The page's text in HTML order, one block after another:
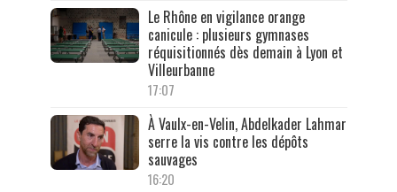
Le Rhône en vigilance orange
canicule : plusieurs gymnases
réquisitionnés dès demain à Lyon et
Villeurbanne
17:07
À Vaulx-en-Velin, Abdelkader Lahmar
serre la vis contre les dépôts
sauvages
16:20